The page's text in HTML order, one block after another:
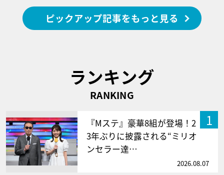
ピックアップ記事をもっと見る
ランキング
RANKING
1
『Mステ』豪華8組が登場！2
3年ぶりに披露される“ミリオ
ンセラー達…
2026.08.07